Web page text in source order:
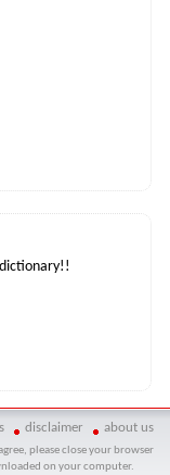
disclaimer about us
please close your browser
on your computer.